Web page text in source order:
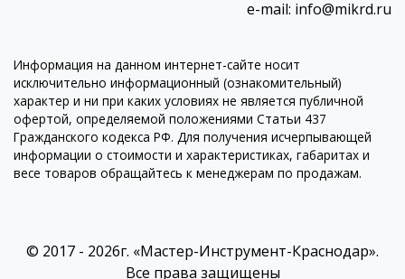
e-mail: info@mikrd.ru
Информация на данном интернет-сайте носит
исключительно информационный (ознакомительный)
характер и ни при каких условиях не является публичной
офертой, определяемой положениями Статьи 437
Гражданского кодекса РФ. Для получения исчерпывающей
информации о стоимости и характеристиках, габаритах и
весе товаров обращайтесь к менеджерам по продажам.
© 2017 - 2026г. «Мастер-Инструмент-Краснодар».
Все права защищены